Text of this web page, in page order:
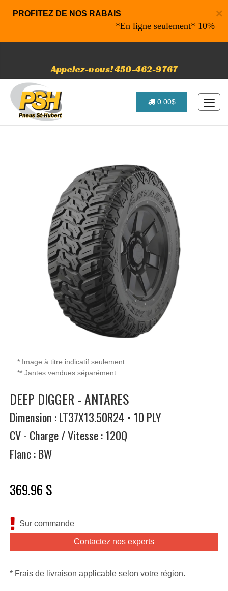
×
PROFITEZ DE NOS RABAIS
*En ligne seulement* 10% de
Appelez-nous! 450-462-9767
0.00$
* Image à titre indicatif seulement
** Jantes vendues séparément
DEEP DIGGER - ANTARES
Dimension : LT37X13.50R24 • 10 PLY
CV - Charge / Vitesse : 120Q
Flanc : BW
369.96 $
Sur commande
Contactez nos experts
* Frais de livraison applicable selon votre région.